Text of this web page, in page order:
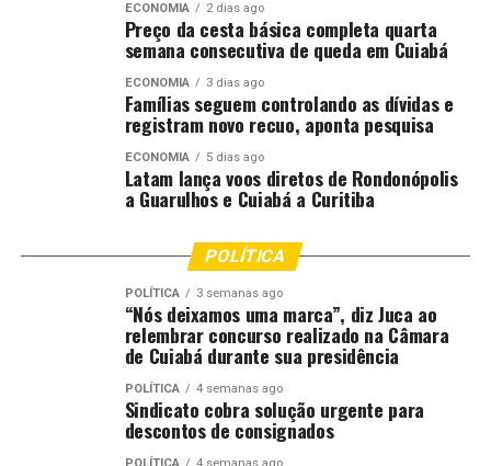
Comentários
RELATED TOPICS: AGRICULTURA AGRO ALÉM
CAMPO
Abelha mandaguari aumenta em até 67% a produção de
café arábica, aponta estudo
Biocombustíveis não comprometem produção de
alimentos, diz pesquisadora da USP
ECONOMIA 2 dias ago
Preço da cesta básica completa quarta
semana consecutiva de queda em Cuiabá
ECONOMIA 3 dias ago
Famílias seguem controlando as dívidas e
registram novo recuo, aponta pesquisa
ECONOMIA 5 dias ago
Latam lança voos diretos de Rondonópolis
a Guarulhos e Cuiabá a Curitiba
POLÍTICA
POLÍTICA 3 semanas ago
“Nós deixamos uma marca”, diz Juca ao
relembrar concurso realizado na Câmara
de Cuiabá durante sua presidência
POLÍTICA 4 semanas ago
Sindicato cobra solução urgente para
descontos de consignados